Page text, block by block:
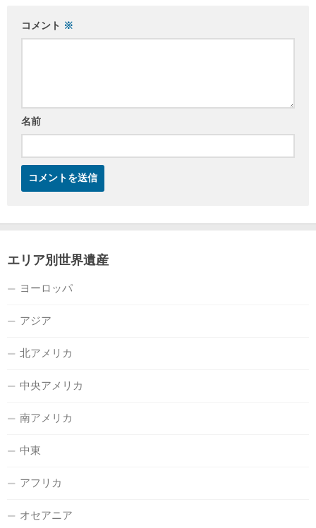
コメント ※
名前
エリア別世界遺産
ヨーロッパ
アジア
北アメリカ
中央アメリカ
南アメリカ
中東
アフリカ
オセアニア